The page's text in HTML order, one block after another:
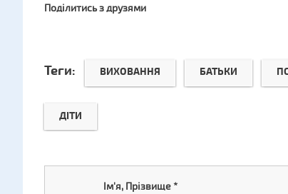
Поділитись з друзями
Теги: ВИХОВАННЯ БАТЬКИ
ДІТИ
Ім'я, Прізвище*